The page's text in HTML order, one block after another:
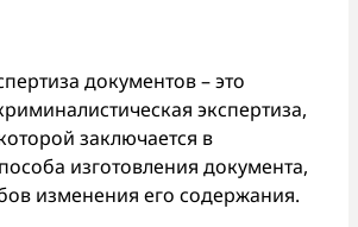
документов – это
экспертиза,
заключается в
изготовления документа,
изменения его содержания.